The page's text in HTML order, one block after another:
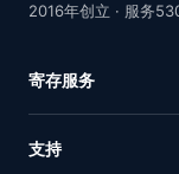
2016年创立 · 服务
寄存服务
支持